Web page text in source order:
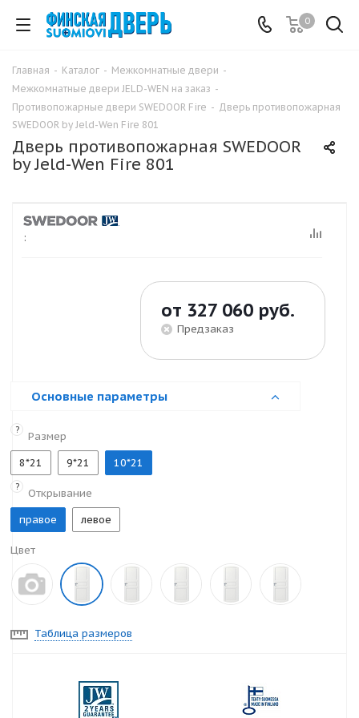
0
Главная - Каталог - Межкомнатные двери -
Межкомнатные двери JELD-WEN на заказ -
Противопожарные двери SWEDOOR Fire - Дверь противопожарная
SWEDOOR by Jeld-Wen Fire 801
Дверь противопожарная SWEDOOR
by Jeld-Wen Fire 801
:
от 327 060 руб.
Предзаказ
Основные параметры
?
Размер
8*21
9*21 10*21
?
Открывание
правое
левое
Цвет
Таблица размеров